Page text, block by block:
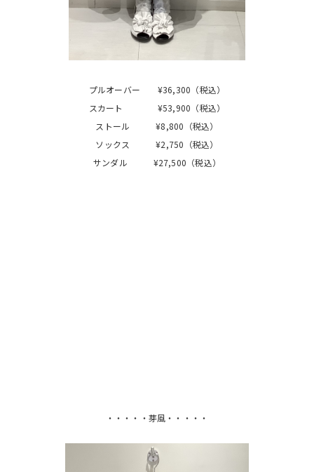
プルオーバー ¥36,300（税込）
スカート ¥53,900（税込）
ストール ¥8,800（税込）
ソックス ¥2,750（税込）
サンダル ¥27,500（税込）
・・・・・芽風・・・・・